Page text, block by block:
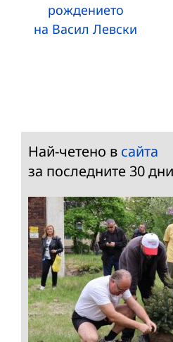
рождението
на Васил Левски
Най-четено в сайта
за последните 30 дни